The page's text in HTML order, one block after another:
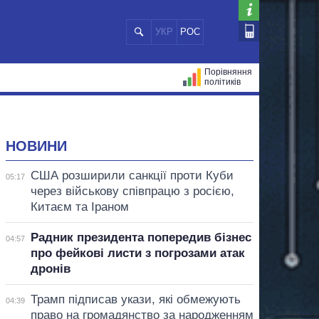
УКР РОС
Порівняння
політиків
НОВИНИ
05:17
США розширили санкції проти Куби
через військову співпрацю з росією,
Китаєм та Іраном
04:57
Радник президента попередив бізнес
про фейкові листи з погрозами атак
дронів
04:39
Трамп підписав укази, які обмежують
право на громадянство за народженням